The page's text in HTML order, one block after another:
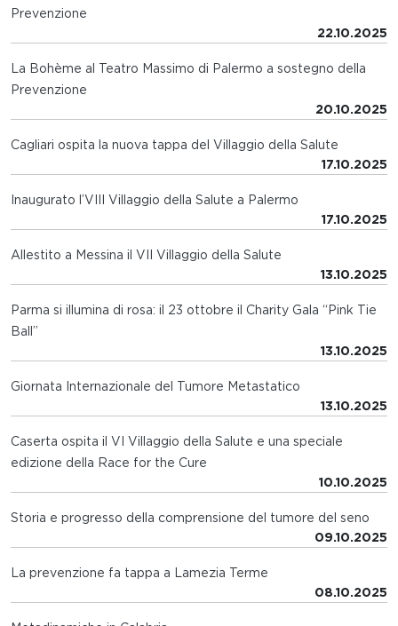
Prevenzione
22.10.2025
La Bohème al Teatro Massimo di Palermo a sostegno della
Prevenzione
20.10.2025
Cagliari ospita la nuova tappa del Villaggio della Salute
17.10.2025
Inaugurato l’VIII Villaggio della Salute a Palermo
17.10.2025
Allestito a Messina il VII Villaggio della Salute
13.10.2025
Parma si illumina di rosa: il 23 ottobre il Charity Gala “Pink Tie
Ball”
13.10.2025
Giornata Internazionale del Tumore Metastatico
13.10.2025
Caserta ospita il VI Villaggio della Salute e una speciale
edizione della Race for the Cure
10.10.2025
Storia e progresso della comprensione del tumore del seno
09.10.2025
La prevenzione fa tappa a Lamezia Terme
08.10.2025